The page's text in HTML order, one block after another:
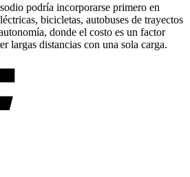
podría incorporarse primero en
bicicletas, autobuses de trayectos
donde el costo es un factor
largas distancias con una sola carga.